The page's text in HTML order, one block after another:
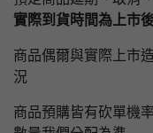
實際到貨時間為上市
商品偶爾與實際上市
況
商品預購皆有砍單機